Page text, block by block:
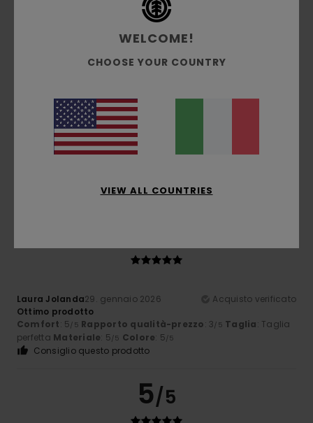
5/5
Client anonyme vérifié27. febbraio 2026
Mostra originale - Français
Consiglio questo prodotto
Laura Jolanda29. gennaio 2026
Acquisto verificato
Ottimo prodotto
Comfort: 5/5 Rapporto qualità-prezzo: 3/5 Taglia: Taglia
perfetta Materiale: 5/5 Colore: 5/5
Consiglio questo prodotto
5/5
WELCOME!
CHOOSE YOUR COUNTRY
VIEW ALL COUNTRIES